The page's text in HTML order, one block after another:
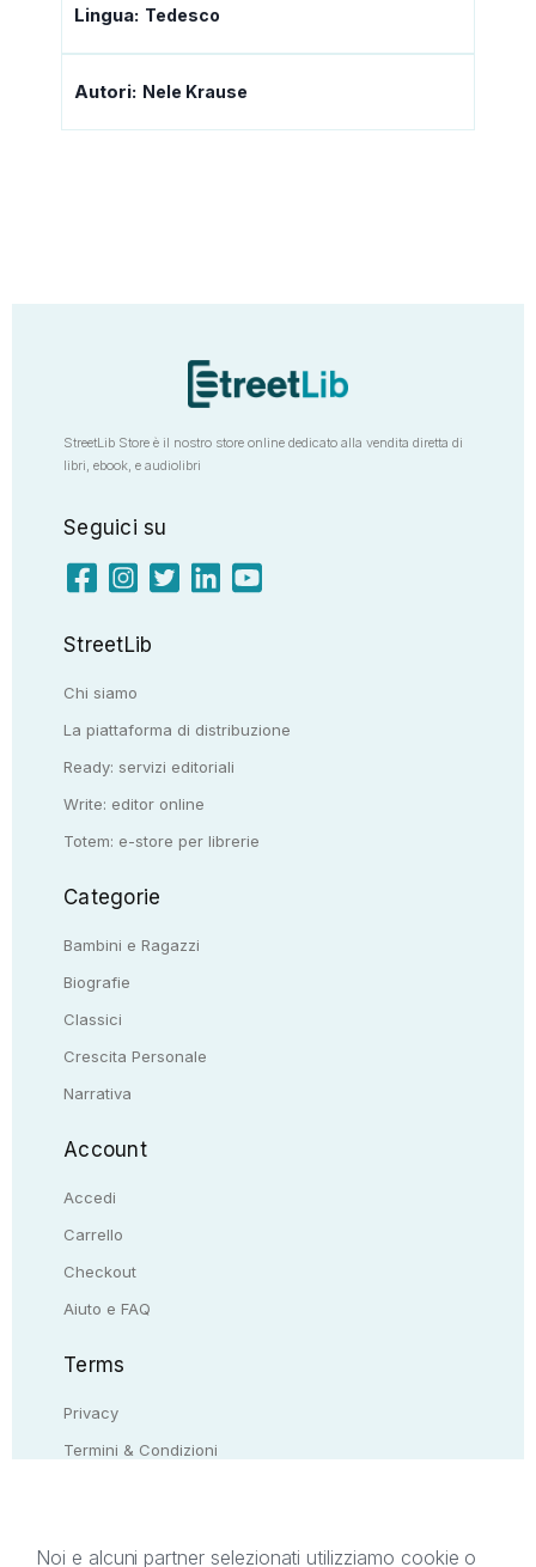
Lingua: Tedesco
Autori: Nele Krause
StreetLib Store è il nostro store online dedicato alla vendita diretta di
libri, ebook, e audiolibri
Seguici su
StreetLib
Chi siamo
La piattaforma di distribuzione
Ready: servizi editoriali
Write: editor online
Totem: e-store per librerie
Categorie
Bambini e Ragazzi
Biografie
Classici
Crescita Personale
Narrativa
Account
Accedi
Carrello
Checkout
Aiuto e FAQ
Terms
Privacy
Termini & Condizioni
Noi e alcuni partner selezionati utilizziamo cookie o